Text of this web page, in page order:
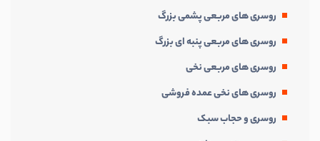
روسری های مربعی پشمی بزرگ
روسری های مربعی پنبه ای بزرگ
روسری های مربعی نخی
روسری های نخی عمده فروشی
روسری و حجاب سبک